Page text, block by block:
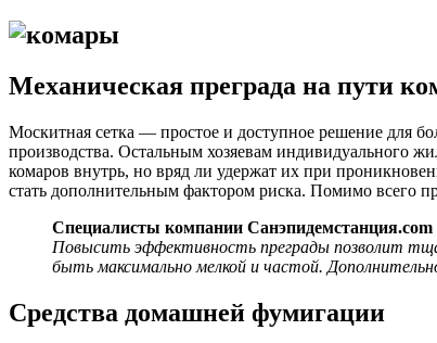
Механическая преграда на пути
Москитная сетка — простое и доступное решение для
производства. Остальным хозяевам индивидуального
комаров внутрь, но вряд ли удержат их при
стать дополнительным фактором риска. Помимо всего
Специалисты компании Санэпидемстанция.com
Повысить эффективность преграды позволит
быть максимально мелкой и частой.
Средства домашней фумигации